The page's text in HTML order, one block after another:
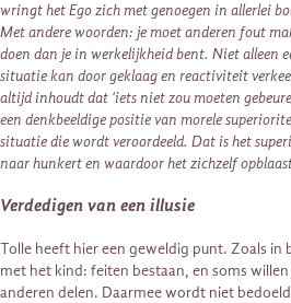
wringt het Ego zich met genoegen in allerlei
Met andere woorden: je moet anderen fout
doen dan je in werkelijkheid bent. Niet alleen
situatie kan door geklaag en reactiviteit
altijd inhoudt dat ‘iets niet zou moeten
een denkbeeldige positie van morele
situatie die wordt veroordeeld. Dat is het
naar hunkert en waardoor het zichzelf
Verdedigen van een illusie
Tolle heeft hier een geweldig punt. Zoals in
met het kind: feiten bestaan, en soms
anderen delen. Daarmee wordt niet